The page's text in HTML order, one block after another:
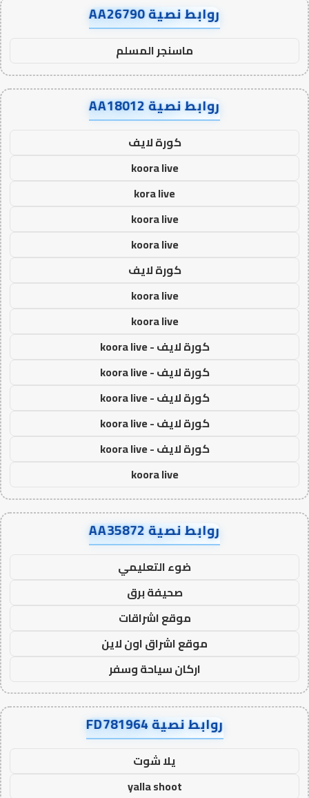
روابط نصية AA26790
ماسنجر المسلم
روابط نصية AA18012
كورة لايف
koora live
kora live
koora live
koora live
كورة لايف
koora live
koora live
كورة لايف - koora live
كورة لايف - koora live
كورة لايف - koora live
كورة لايف - koora live
كورة لايف - koora live
koora live
روابط نصية AA35872
ضوء التعليمي
صحيفة برق
موقع اشراقات
موقع اشراق اون لاين
اركان سياحة وسفر
روابط نصية FD781964
يلا شوت
yalla shoot